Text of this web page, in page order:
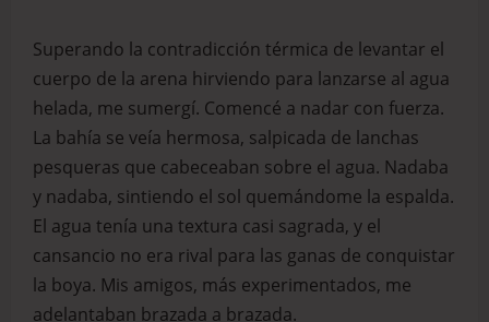
Superando la contradicción térmica de levantar el
cuerpo de la arena hirviendo para lanzarse al agua
helada, me sumergí. Comencé a nadar con fuerza.
La bahía se veía hermosa, salpicada de lanchas
pesqueras que cabeceaban sobre el agua. Nadaba
y nadaba, sintiendo el sol quemándome la espalda.
El agua tenía una textura casi sagrada, y el
cansancio no era rival para las ganas de conquistar
la boya. Mis amigos, más experimentados, me
adelantaban brazada a brazada.